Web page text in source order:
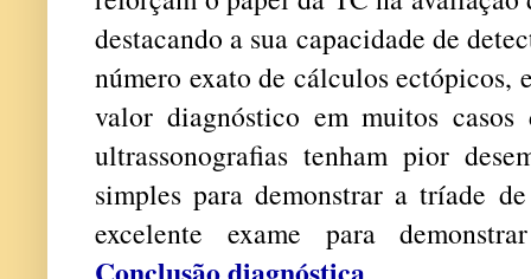
destacando a sua capacidade de
número exato de cálculos ectópicos,
valor diagnóstico em muitos casos
ultrassonografias tenham pior
simples para demonstrar a tríade
excelente exame para